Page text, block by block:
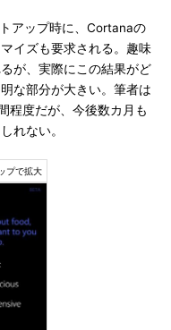
アップ時に、Cortanaの
イズも要求される。趣味
が、実際にこの結果がど
な部分が大きい。筆者は
程度だが、今後数カ月も
れない。